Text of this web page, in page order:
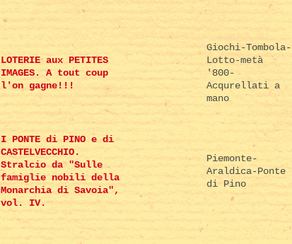
LOTERIE aux PETITES
IMAGES. A tout coup
l'on gagne!!!
Giochi-Tombola-
Lotto-metà
'800-
Acqurellati a
mano
I PONTE di PINO e di
CASTELVECCHIO.
Stralcio da "Sulle
famiglie nobili della
Monarchia di Savoia",
vol. IV.
Piemonte-
Araldica-Ponte
di Pino